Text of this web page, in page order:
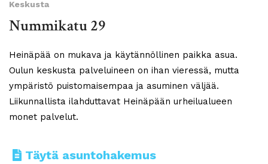
Keskusta
Nummikatu 29
Heinäpää on mukava ja käytännöllinen paikka asua.
Oulun keskusta palveluineen on ihan vieressä, mutta
ympäristö puistomaisempaa ja asuminen väljää.
Liikunnallista ilahduttavat Heinäpään urheilualueen
monet palvelut.
Täytä asuntohakemus